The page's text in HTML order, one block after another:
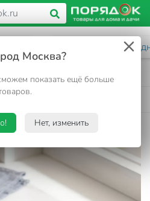
Москва?
показать ещё больше
Нет, изменить
Аксессуары и
Violet, 1026/10261